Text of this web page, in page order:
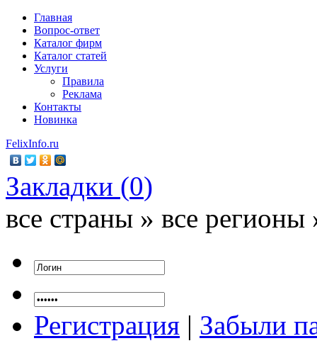
Главная
Вопрос-ответ
Каталог фирм
Каталог статей
Услуги
Правила
Реклама
Контакты
Новинка
FelixInfo.ru
Закладки (0)
все страны » все регионы
Регистрация | Забыли